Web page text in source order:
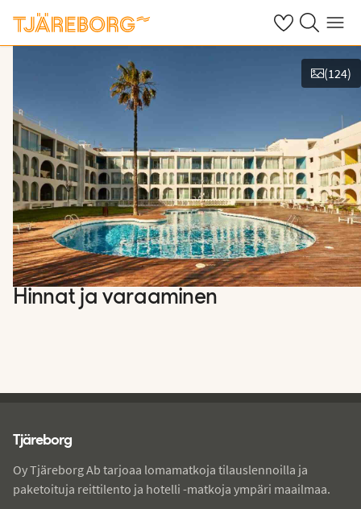
OmatHaku Valikko
Näytä kuvia
(124)
Hinnat ja varaaminen
Tjäreborg
Oy Tjäreborg Ab tarjoaa lomamatkoja tilauslennoilla ja
paketoituja reittilento ja hotelli -matkoja ympäri maailmaa.